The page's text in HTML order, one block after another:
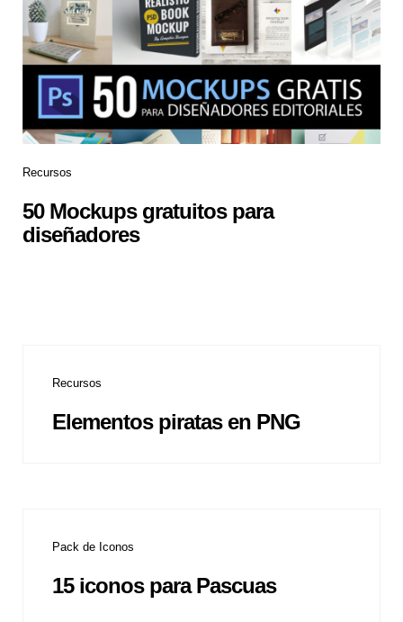
Recursos
50 Mockups gratuitos para
diseñadores
Recursos
Elementos piratas en PNG
Pack de Iconos
15 iconos para Pascuas